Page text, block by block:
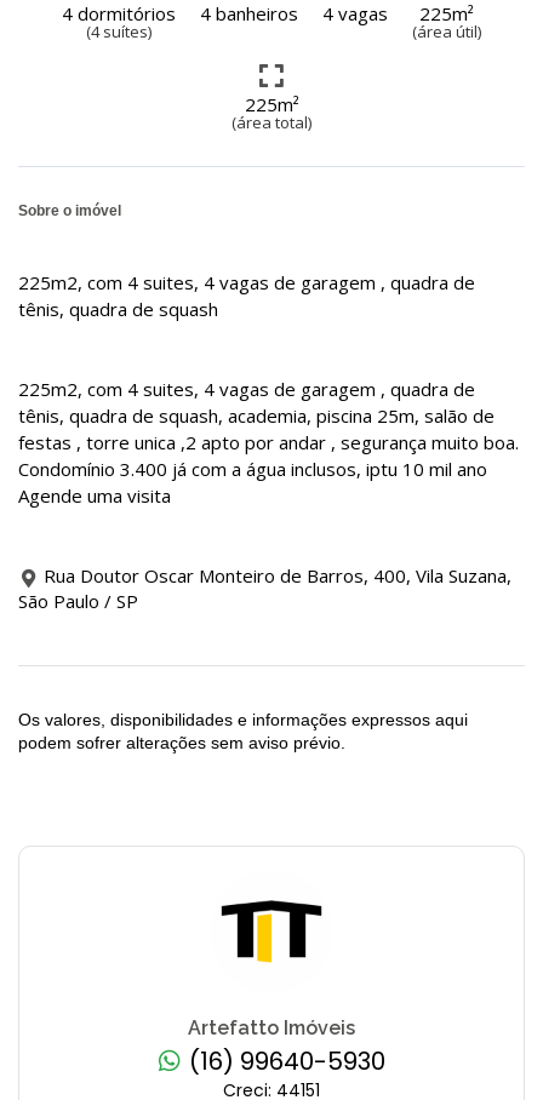
4 dormitórios
(4 suítes)
4 banheiros 4 vagas 225m²
(área útil)
225m²
(área total)
Sobre o imóvel
225m2, com 4 suites, 4 vagas de garagem , quadra de
tênis, quadra de squash
225m2, com 4 suites, 4 vagas de garagem , quadra de
tênis, quadra de squash, academia, piscina 25m, salão de
festas , torre unica ,2 apto por andar , segurança muito boa.
Condomínio 3.400 já com a água inclusos, iptu 10 mil ano
Agende uma visita
Rua Doutor Oscar Monteiro de Barros, 400, Vila Suzana,
São Paulo / SP
Os valores, disponibilidades e informações expressos aqui
podem sofrer alterações sem aviso prévio.
Artefatto Imóveis
(16) 99640-5930
Creci: 44151